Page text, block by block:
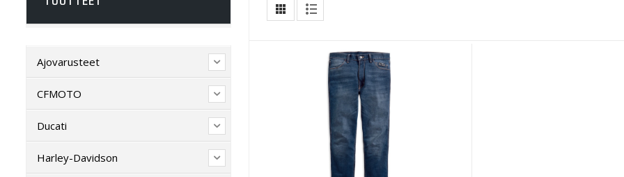
Ajovarusteet
CFMOTO
Ducati
Harley-Davidson